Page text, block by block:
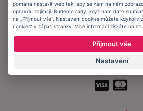
Zůstaňte s námi v
pomáhá nastavit web tak, aby se vám na něm
opravdu zajímají. Budeme rády, když nám dáte
na „Přijmout vše“. Nastavení cookies můžete kdykoliv
cookies“ v zápatí stránky. Více informací získáte na
Přijmout vše
Nastavení